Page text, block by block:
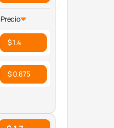
Precio
$ 1.4
$ 0.875